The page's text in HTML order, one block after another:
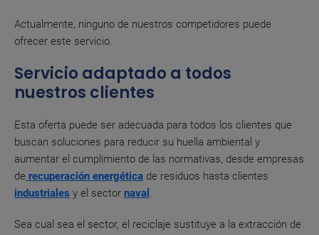
Actualmente, ninguno de nuestros competidores puede
ofrecer este servicio.
Servicio adaptado a todos
nuestros clientes
Esta oferta puede ser adecuada para todos los clientes que
buscan soluciones para reducir su huella ambiental y
aumentar el cumplimiento de las normativas, desde empresas
de recuperación energética de residuos hasta clientes
industriales y el sector naval .
Sea cual sea el sector, el reciclaje sustituye a la extracción de